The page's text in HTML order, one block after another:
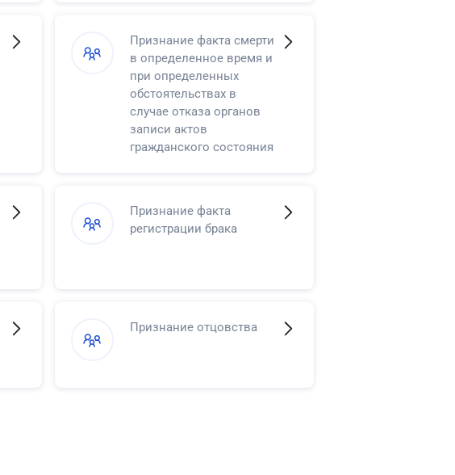
Признание факта смерти
в определенное время и
при определенных
обстоятельствах в
случае отказа органов
записи актов
гражданского состояния
Признание факта
регистрации брака
Признание отцовства